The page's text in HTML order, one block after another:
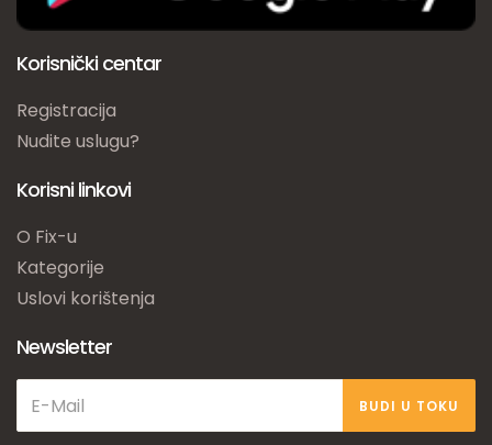
Korisnički centar
Registracija
Nudite uslugu?
Korisni linkovi
O Fix-u
Kategorije
Uslovi korištenja
Newsletter
BUDI U TOKU